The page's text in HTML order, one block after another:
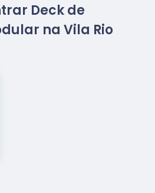
Deck de
na Vila Rio